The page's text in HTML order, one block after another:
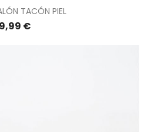
TACÓN PIEL
€